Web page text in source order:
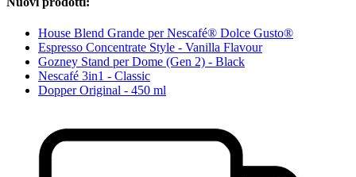
House Blend Grande per Nescafé® Dolce Gusto®
Espresso Concentrate Style - Vanilla Flavour
Gozney Stand per Dome (Gen 2) - Black
Nescafé 3in1 - Classic
Dopper Original - 450 ml